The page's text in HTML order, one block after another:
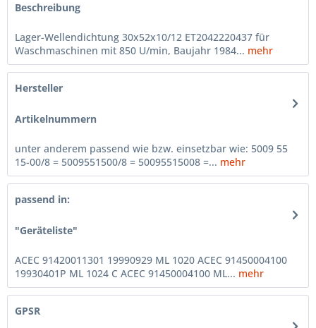
Beschreibung
Lager-Wellendichtung 30x52x10/12 ET2042220437 für
Waschmaschinen mit 850 U/min, Baujahr 1984... mehr
Hersteller
Artikelnummern
unter anderem passend wie bzw. einsetzbar wie: 5009 55
15-00/8 = 5009551500/8 = 50095515008 =... mehr
passend in:
"Geräteliste"
ACEC 91420011301 19990929 ML 1020 ACEC 91450004100
19930401P ML 1024 C ACEC 91450004100 ML... mehr
GPSR